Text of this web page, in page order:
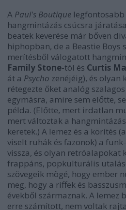
A Paul's Boutique legfontosabb
hangmintázás csúcsra
beatek keverése már bőven
hiphopban, de a Beastie Boys
merítésből válogatott
Family Stone-tól és Curtis
át a Psycho zenéjéig), és olyan
rétegezte őket analóg
egymásra, amire sem előtte,
példa. (Előtte, mert irdatlan
mert változtak a
keretek.) A lemez és a körítés
viselt ruhák és fazonok) a
vissza, és olyan retróalapokat
frappáns, popkulturális
szövegeik mögé, hogy ember
meg, hogy a riffek és
évekből származnak. A lemez
erre számított, nem voltak